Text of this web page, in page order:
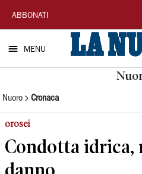
La
Nuova
Sardegna
ABBONATI
MENU
Nuoro Cronaca
orosei
Condotta idrica,
danno